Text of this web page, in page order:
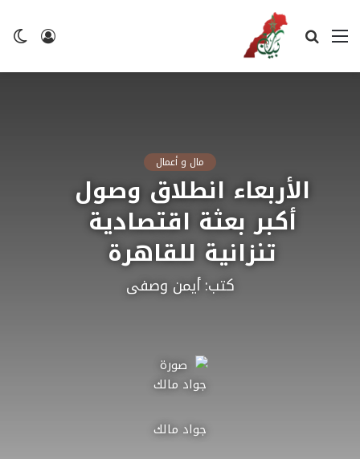
تسجيل
القائمة بحث
مال و أعمال
الأربعاء انطلاق وصول
أكبر بعثة اقتصادية
تنزانية للقاهرة
كتب: أيمن وصفى
جواد مالك